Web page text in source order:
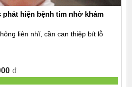
hiện bệnh tim nhờ khám
liên nhĩ, cần can thiệp bít lỗ
đ